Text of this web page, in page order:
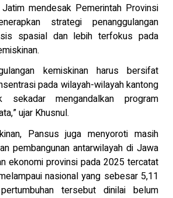
mendesak Pemerintah Provinsi
strategi penanggulangan
spasial dan lebih terfokus pada
kemiskinan harus bersifat
pada wilayah-wilayah kantong
sekadar mengandalkan program
ujar Khusnul.
Pansus juga menyoroti masih
pembangunan antarwilayah di Jawa
ekonomi provinsi pada 2025 tercatat
nasional yang sebesar 5,11
tersebut dinilai belum